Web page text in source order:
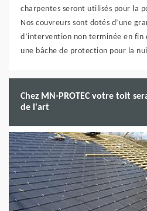
charpentes seront utilisés pour la
Nos couvreurs sont dotés d’une
d’intervention non terminée en fin
une bâche de protection pour la
Chez MN-PROTEC votre toit
de l'art